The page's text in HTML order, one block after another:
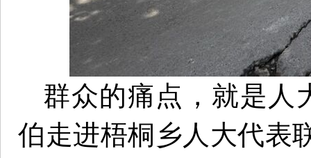
群众的痛点，就是人
伯走进梧桐乡人大代表